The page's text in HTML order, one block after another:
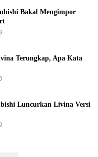
Bakal Mengimpor
Terungkap, Apa Kata
Luncurkan Livina Versi